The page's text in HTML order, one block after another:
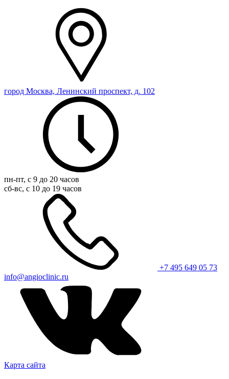
город Москва, Ленинский проспект, д. 102
пн-пт, с 9 до 20 часов
сб-вс, с 10 до 19 часов
+7 495 649 05 73
info@angioclinic.ru
Карта сайта